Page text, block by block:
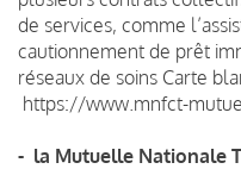
de services, comme
cautionnement de prêt
réseaux de soins Carte
https://www.mnfct-
- la Mutuelle Nationale